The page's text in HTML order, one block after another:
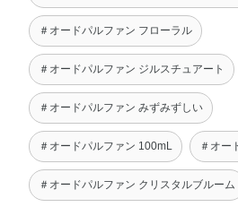
＃オードパルファン フローラル
＃オードパルファン ジルスチュアート
＃オードパルファン みずみずしい
＃オードパルファン 100mL ＃オー
＃オードパルファン クリスタルブルーム